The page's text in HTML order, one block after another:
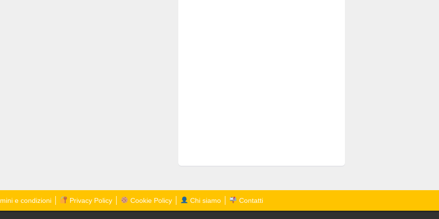
e condizioni Privacy Policy Cookie Policy Chi siamo Contatti